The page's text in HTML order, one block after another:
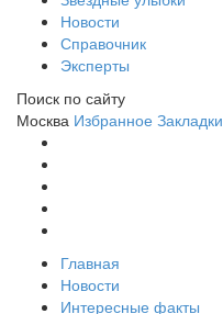
Новости
Справочник
Эксперты
Поиск по сайту
Москва Избранное Закладки
Главная
Новости
Интересные факты